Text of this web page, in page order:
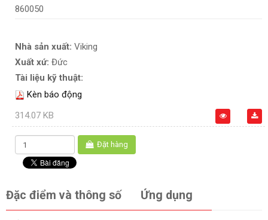
860050
Nhà sản xuất: Viking
Xuất xứ: Đức
Tài liệu kỹ thuật:
Kèn báo động
314.07 KB
Đặt hàng
Đặc điểm và thông số Ứng dụng